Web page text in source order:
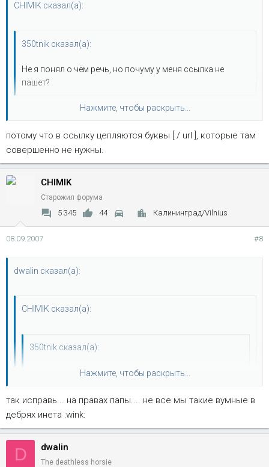
CHIMIK сказал(а):
350tnik сказал(а):
Не я понял о чём речь, но почуму у меня ссылка не
пашет?
Нажмите, чтобы раскрыть...
у меня такая же фигня....Нажмите, чтобы раскрыть...
потому что в ссылку цепляются буквы [ / url ], которые там
совершенно не нужны.
CHIMIK
Старожил форума
5 345 44 Калининград/Vilnius
08.09.2007 #8
dwalin сказал(а):
CHIMIK сказал(а):
350tnik сказал(а):
Не я понял о чём речь, но почуму у меня ссылка не
у меня такая же фигня....Нажмите, чтобы раскрыть...
совершенно не нужны.
Нажмите, чтобы раскрыть...
так исправь... на правах папы.... не все мы такие вумные в
дебрях инета :wink:
D dwalin
The deathless horsie